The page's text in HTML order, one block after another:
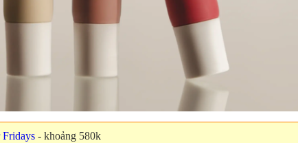
Fridays - khoảng 580k